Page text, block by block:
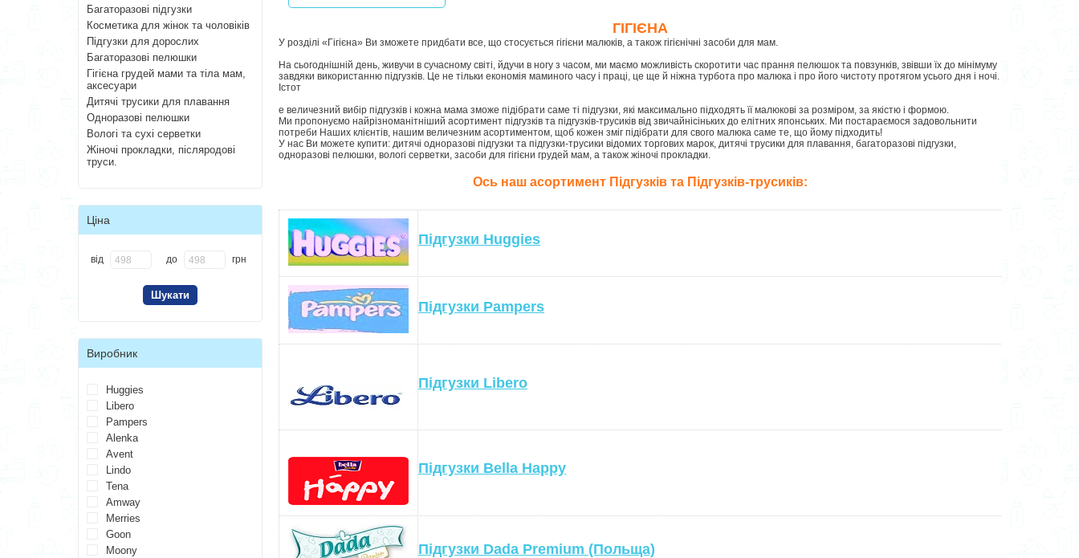
Багаторазові підгузки
Косметика для жінок та чоловіків
Підгузки для дорослих
Багаторазові пелюшки
Гігієна грудей мами та тіла мам,
аксесуари
Дитячі трусики для плавання
Одноразові пелюшки
Вологі та сухі серветки
Жіночі прокладки, післяродові
труси.
Ціна
від до грн
Виробник
Huggies
Libero
Pampers
Alenka
Avent
Lindo
Tena
Amway
Merries
Goon
Moony
ГІГІЄНА
У розділі «Гігієна» Ви зможете придбати все, що стосується гігієни малюків, а також гігієнічні засоби для мам.
На сьогоднішній день, живучи в сучасному світі, йдучи в ногу з часом, ми маємо можливість скоротити час прання пелюшок та повзунків, звівши їх до мінімуму
завдяки використанню підгузків. Це не тільки економія маминого часу і праці, це ще й ніжна турбота про малюка і про його чистоту протягом усього дня і ночі.
Істот
е величезний вибір підгузків і кожна мама зможе підібрати саме ті підгузки, які максимально підходять її малюкові за розміром, за якістю і формою.
Ми пропонуємо найрізноманітніший асортимент підгузків та підгузків-трусиків від звичайнісіньких до елітних японських. Ми постараємося задовольнити
потреби Наших клієнтів, нашим величезним асортиментом, щоб кожен зміг підібрати для свого малюка саме те, що йому підходить!
У нас Ви можете купити: дитячі одноразові підгузки та підгузки-трусики відомих торгових марок, дитячі трусики для плавання, багаторазові підгузки,
одноразові пелюшки, вологі серветки, засоби для гігієни грудей мам, а також жіночі прокладки.
Ось наш асортимент Підгузків та Підгузків-трусиків:
Підгузки Huggies
Підгузки Pampers
Підгузки Libero
Підгузки Bella Happy
Підгузки Dada Premium (Польща)